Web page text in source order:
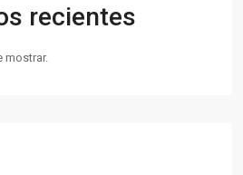
recientes
mostrar.